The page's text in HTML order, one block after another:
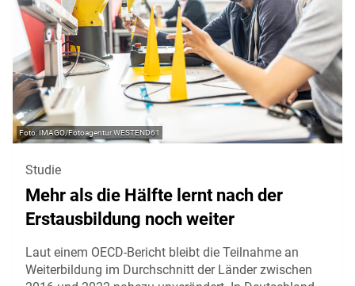
IMAGO/Fotoagentur WESTEND61
Studie
Mehr als die Hälfte lernt nach der
Erstausbildung noch weiter
Laut einem OECD-Bericht bleibt die Teilnahme an
Weiterbildung im Durchschnitt der Länder zwischen